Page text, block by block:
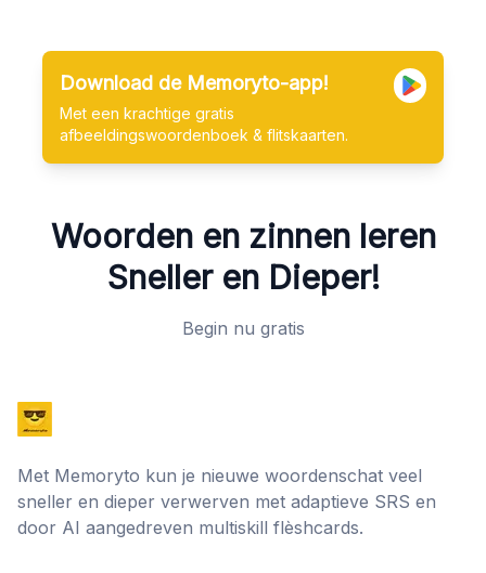
Download de Memoryto-app!
Met een krachtige gratis
afbeeldingswoordenboek & flitskaarten.
Woorden en zinnen leren
Sneller en Dieper!
Begin nu gratis
Met Memoryto kun je nieuwe woordenschat veel
sneller en dieper verwerven met adaptieve SRS en
door AI aangedreven multiskill flèshcards.